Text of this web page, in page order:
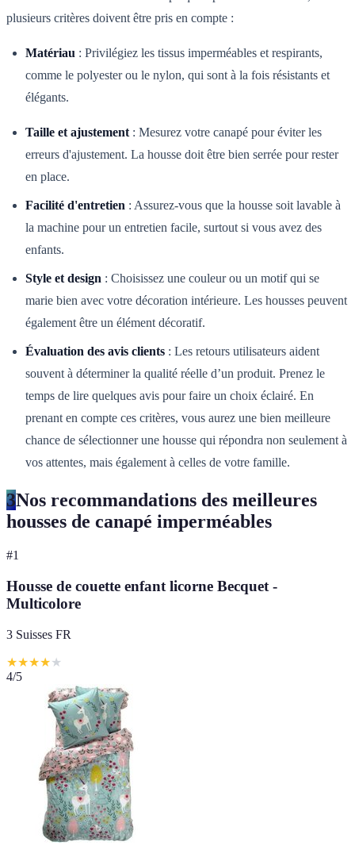
plusieurs critères doivent être pris en compte :
Matériau : Privilégiez les tissus imperméables et respirants,
comme le polyester ou le nylon, qui sont à la fois résistants et
élégants.
Taille et ajustement : Mesurez votre canapé pour éviter les
erreurs d'ajustement. La housse doit être bien serrée pour rester
en place.
Facilité d'entretien : Assurez-vous que la housse soit lavable à
la machine pour un entretien facile, surtout si vous avez des
enfants.
Style et design : Choisissez une couleur ou un motif qui se
marie bien avec votre décoration intérieure. Les housses peuvent
également être un élément décoratif.
Évaluation des avis clients : Les retours utilisateurs aident
souvent à déterminer la qualité réelle d’un produit. Prenez le
temps de lire quelques avis pour faire un choix éclairé. En
prenant en compte ces critères, vous aurez une bien meilleure
chance de sélectionner une housse qui répondra non seulement à
vos attentes, mais également à celles de votre famille.
3Nos recommandations des meilleures
housses de canapé imperméables
#1
Housse de couette enfant licorne Becquet -
Multicolore
3 Suisses FR
★★★★★
4/5